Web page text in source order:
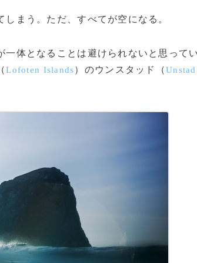
まう。ただ、すべてが空になる。
体となることは避けられないと思って
Lofoten Islands）のウンスタッド（Unstad